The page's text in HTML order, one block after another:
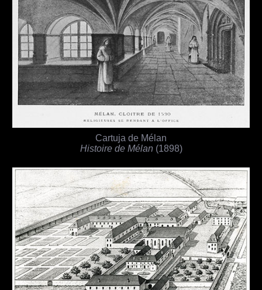
Cartuja de Mélan
Histoire de Mélan (1898)